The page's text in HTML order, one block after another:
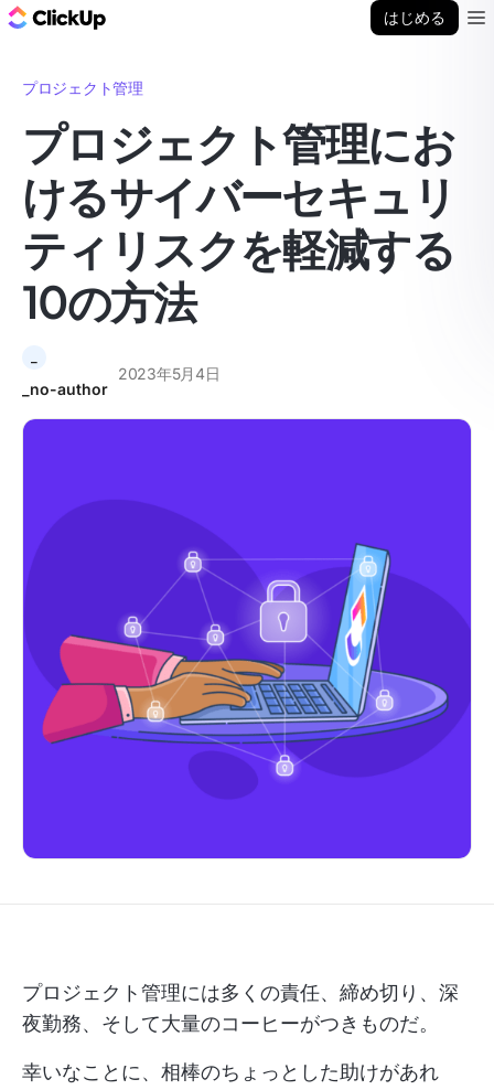
はじめる
プロジェクト管理
プロジェクト管理にお
けるサイバーセキュリ
ティリスクを軽減する
10の方法
_no-author
2023年5月4日
プロジェクト管理には多くの責任、締め切り、深
夜勤務、そして大量のコーヒーがつきものだ。
幸いなことに、相棒のちょっとした助けがあれ